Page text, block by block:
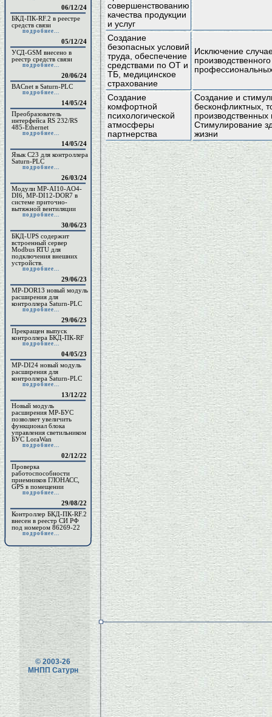
06/12/24
БКД-ПК-RF.2 в реестре
средств связи
подробнее...
05/12/24
УСД-GSM внесено в
реестр средств связи
подробнее...
20/06/24
BACnet в Saturn-PLC
подробнее...
14/05/24
Преобразователь
интерфейса RS 232/RS
485-Ethernet
подробнее...
14/05/24
Язык С23 для контроллера
Saturn-PLC
подробнее...
26/03/24
Модули MP-AI10-AO4-
DI6, MP-DI12-DOR7 в
системе приточно-
вытяжной вентиляции
подробнее...
30/06/23
БКД-UPS содержит
встроенный сервер
Modbus RTU для
подключения внешних
устройств.
подробнее...
29/06/23
MP-DOR13 новый модуль
расширения для
контроллера Saturn-PLC
подробнее...
29/06/23
Прекращен выпуск
контроллера БКД-ПК-RF
подробнее...
04/05/23
MP-DI24 новый модуль
расширения для
контроллера Saturn-PLC
подробнее...
13/12/22
Новый модуль
расширения МР-БУС
позволяет увеличить
функционал блока
управления светильником
БУС LoraWan
подробнее...
02/12/22
Проверка
работоспособности
приемников ГЛОНАСС,
GPS в помещении
подробнее...
29/08/22
Контроллер БКД-ПК-RF.2
внесен в реестр СИ РФ
под номером 86269-22
подробнее...
совершенствованию
качества продукции
и услуг
Создание
безопасных условий
труда, обеспечение
средствами по ОТ и
ТБ, медицинское
страхование
Исключение
Создание
комфортной
психологической
атмосферы
партнерства
Создание и
бесконфликтных,
Стимулирование
жизни
© 2003-26
МНПП Сатурн